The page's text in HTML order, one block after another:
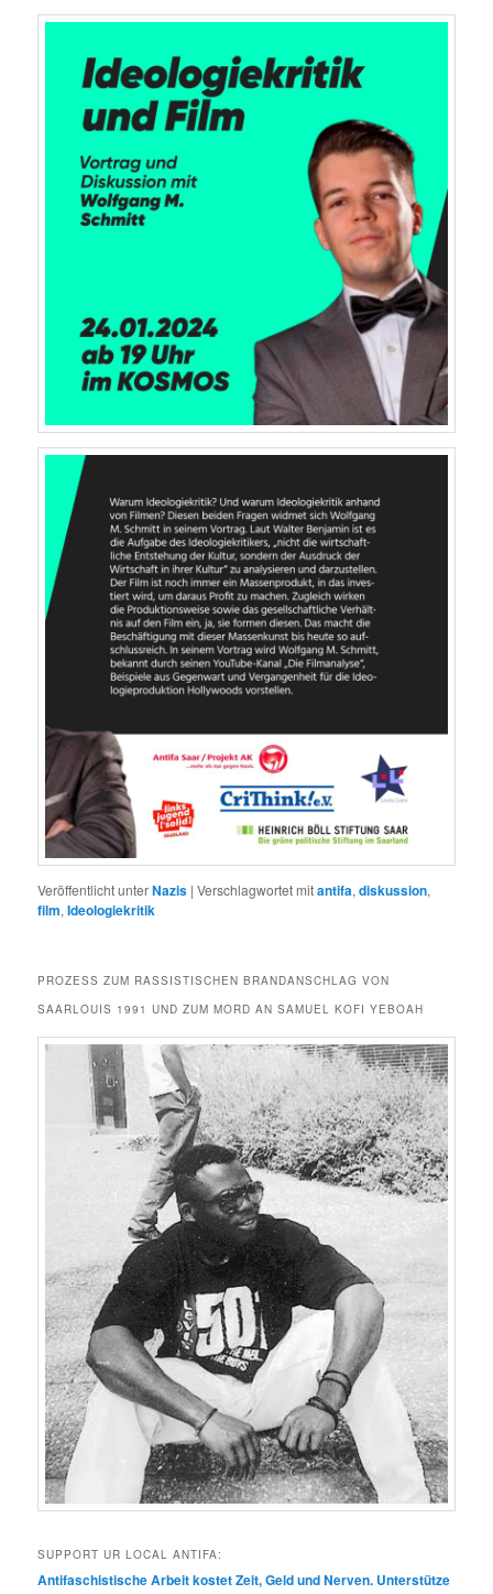
Veröffentlicht unterNazis |Verschlagwortet mitantifa,diskussion,
film,Ideologiekritik
PROZESS ZUM RASSISTISCHEN BRANDANSCHLAG VON
SAARLOUIS 1991 UND ZUM MORD AN SAMUEL KOFI YEBOAH
SUPPORT UR LOCAL ANTIFA:
Antifaschis­tis­che Arbeit kostet Zeit, Geld und Ner­ven. Unter­stütze